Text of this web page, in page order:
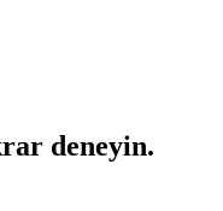
deneyin.